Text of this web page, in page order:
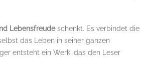
Lebensfreudeschenkt. Es verbindet die
das Leben in seiner ganzen
entsteht ein Werk, das den Leser